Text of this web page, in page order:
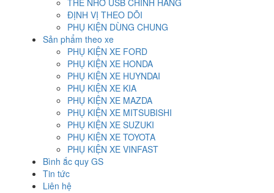
THẺ NHỚ USB CHÍNH HÃNG
ĐỊNH VỊ THEO DÕI
PHỤ KIỆN DÙNG CHUNG
Sản phẩm theo xe
PHỤ KIỆN XE FORD
PHỤ KIỆN XE HONDA
PHỤ KIỆN XE HUYNDAI
PHỤ KIỆN XE KIA
PHỤ KIỆN XE MAZDA
PHỤ KIỆN XE MITSUBISHI
PHỤ KIỆN XE SUZUKI
PHỤ KIỆN XE TOYOTA
PHỤ KIỆN XE VINFAST
Bình ắc quy GS
Tin tức
Liên hệ